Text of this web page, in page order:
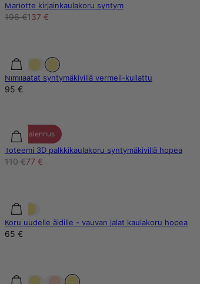
Marlotte kirjainkaulakoru syntym
196 €137 €
Nimilaatat syntymäkivillä vermeil-kullattu
95 €
30% alennus
Toteemi 3D palkkikaulakoru syntymäkivillä hopea
110 €77 €
Koru uudelle äidille - vauvan jalat kaulakoru hopea
65 €